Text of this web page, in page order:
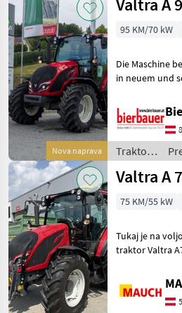
MARKETPLACE
Marketplace
Ponudbe
trgovcev
oglasi
Nova naprava
Valtra A
95 KM/70 kW
Die Maschine
in neuem und
und kann nach
telefonischer
gerne vor Ort
werden.
Traktor /
Valtra
Valtra A
75 KM/55 kW
Tukaj je na
traktor Valtra
hidravlika -
priključni gred
zavorni ventil -